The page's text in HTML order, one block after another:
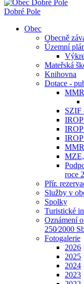
Dobré Pole
Obec
Obecně
Územní
Mateřská
Knihovna
Dotace -
SZIF
roce
Přír.
Služby v
Spolky
Turistické
Oznámení
250⁄2000
Fotogalerie
2026
2025
2024
2023